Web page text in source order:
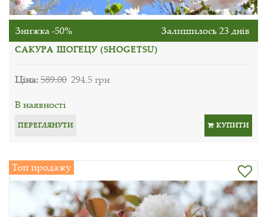
Знижка -50% Залишилось 23 днів
САКУРА ШОГЕЦУ (SHOGETSU)
Ціна:589.00 294.5 грн
В наявності
ПЕРЕГЛЯНУТИ КУПИТИ
Топ продажу